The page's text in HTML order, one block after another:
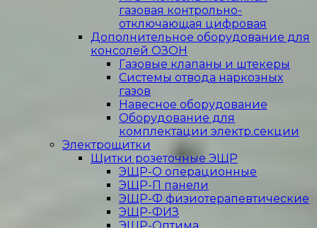
газовая контрольно-
отключающая цифровая
Дополнительное оборудование для
консолей ОЗОН
Газовые клапаны и штекеры
Системы отвода наркозных
газов
Навесное оборудование
Оборудование для
комплектации электр.секции
Электрощитки
Щитки розеточные ЭЩР
ЭЩР-О операционные
ЭЩР-П панели
ЭЩР-Ф физиотерапевтические
ЭЩР-ФИЗ